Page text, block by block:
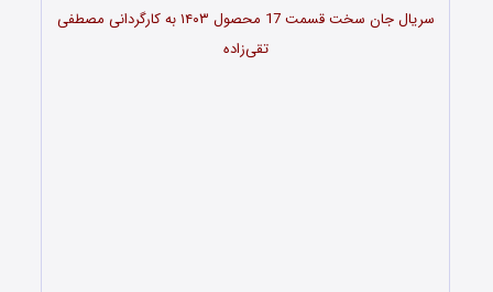
سریال جان سخت قسمت 17 محصول ۱۴۰۳ به کارگردانی مصطفی
تقی‌زاده